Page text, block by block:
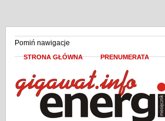
Pomiń nawigacje
STRONA GŁÓWNA PRENUMERATA